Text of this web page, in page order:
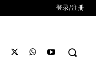
登录/注册